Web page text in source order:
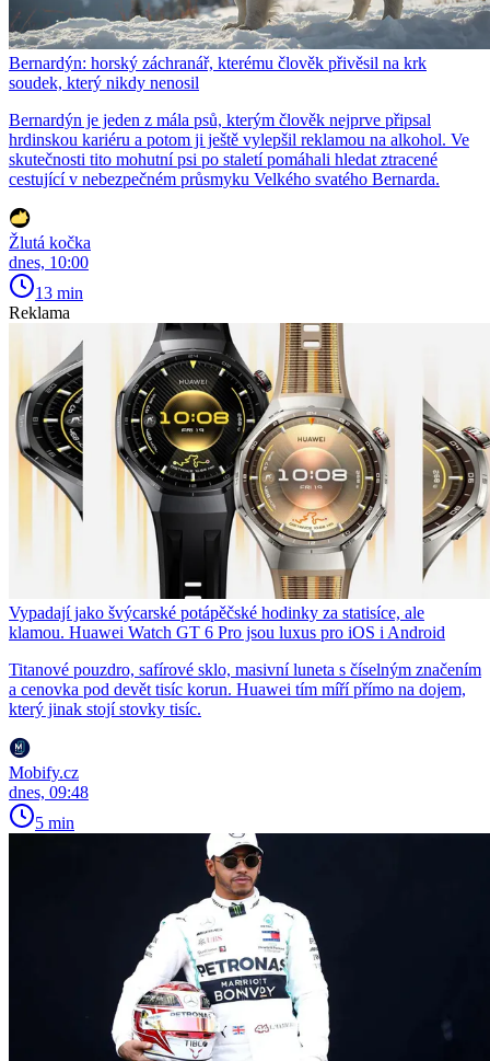
Bernardýn: horský záchranář, kterému člověk přivěsil na krk
soudek, který nikdy nenosil
Bernardýn je jeden z mála psů, kterým člověk nejprve připsal
hrdinskou kariéru a potom ji ještě vylepšil reklamou na alkohol. Ve
skutečnosti tito mohutní psi po staletí pomáhali hledat ztracené
cestující v nebezpečném průsmyku Velkého svatého Bernarda.
Žlutá kočka
dnes, 10:00
13 min
Reklama
Vypadají jako švýcarské potápěčské hodinky za statisíce, ale
klamou. Huawei Watch GT 6 Pro jsou luxus pro iOS i Android
Titanové pouzdro, safírové sklo, masivní luneta s číselným značením
a cenovka pod devět tisíc korun. Huawei tím míří přímo na dojem,
který jinak stojí stovky tisíc.
Mobify.cz
dnes, 09:48
5 min